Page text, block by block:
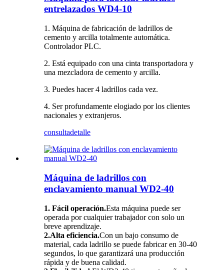
entrelazados WD4-10
1. Máquina de fabricación de ladrillos de
cemento y arcilla totalmente automática.
Controlador PLC.
2. Está equipado con una cinta transportadora y
una mezcladora de cemento y arcilla.
3. Puedes hacer 4 ladrillos cada vez.
4. Ser profundamente elogiado por los clientes
nacionales y extranjeros.
consultadetalle
Máquina de ladrillos con
enclavamiento manual WD2-40
1. Fácil operación.Esta máquina puede ser
operada por cualquier trabajador con solo un
breve aprendizaje.
2.Alta eficiencia.Con un bajo consumo de
material, cada ladrillo se puede fabricar en 30-40
segundos, lo que garantizará una producción
rápida y de buena calidad.